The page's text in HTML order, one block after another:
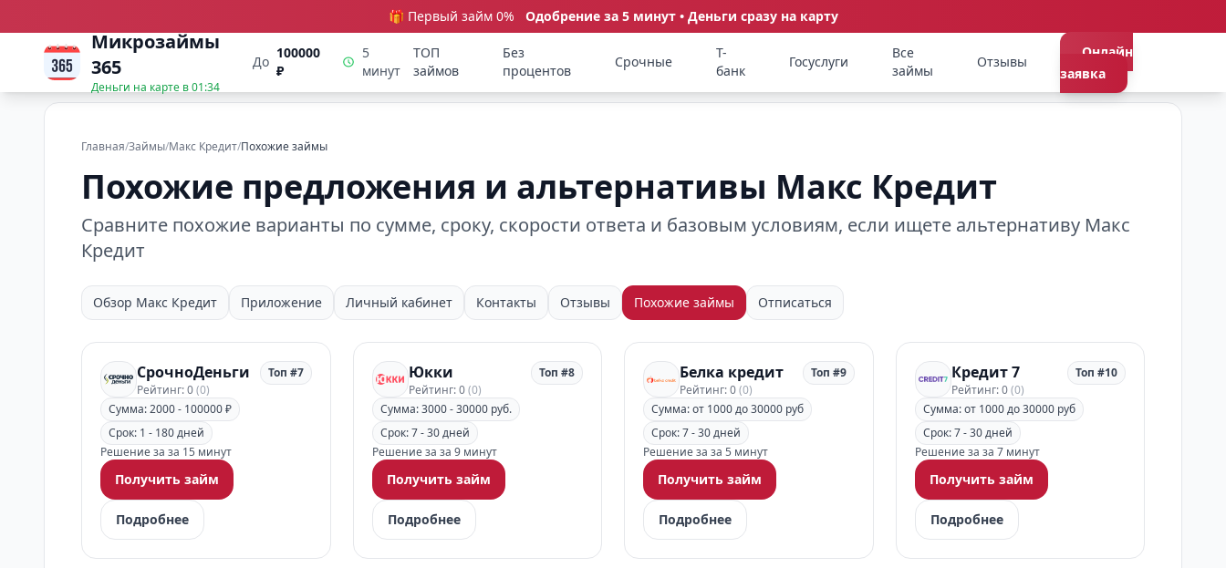
🎁 Первый займ 0% Одобрение за 5 минут • Деньги сразу на карту
Микрозаймы
365
Деньги на карте в01:34
До
100000
₽
5
минут
ТОП
займов
Без
процентов
Срочные
Т-
банк
Госуслуги
Все
займы
Отзывы
Онлайн
заявка
Главная/Займы/Макс Кредит/Похожие займы
Похожие предложения и альтернативы Макс Кредит
Сравните похожие варианты по сумме, сроку, скорости ответа и базовым условиям, если ищете альтернативу Макс
Кредит
Обзор Макс Кредит Приложение Личный кабинет Контакты Отзывы Похожие займы Отписаться
СрочноДеньги
Рейтинг: 0(0)
Топ #7
Сумма: 2000 - 100000 ₽
Срок: 1 - 180 дней
Решение за за 15 минут
Получить займ
Подробнее
Юкки
Рейтинг: 0(0)
Топ #8
Сумма: 3000 - 30000 руб.
Срок: 7 - 30 дней
Решение за за 9 минут
Получить займ
Подробнее
Белка кредит
Рейтинг: 0(0)
Топ #9
Сумма: от 1000 до 30000 руб
Срок: 7 - 30 дней
Решение за за 5 минут
Получить займ
Подробнее
Кредит 7
Рейтинг: 0(0)
Топ #10
Сумма: от 1000 до 30000 руб
Срок: 7 - 30 дней
Решение за за 7 минут
Получить займ
Подробнее